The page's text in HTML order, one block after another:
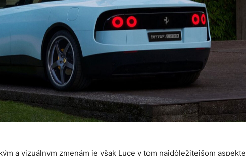
a vizuálnym zmenám je však Luce v tom najdôležitejšom aspekte